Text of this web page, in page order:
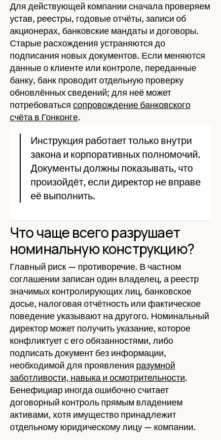
Для действующей компании сначала проверяем
устав, реестры, годовые отчёты, записи об
акционерах, банковские мандаты и договоры.
Старые расхождения устраняются до
подписания новых документов. Если меняются
данные о клиенте или контроле, переданные
банку, банк проводит отдельную проверку
обновлённых сведений; для неё может
потребоваться сопровождение банковского
счёта в Гонконге.
Инструкция работает только внутри
закона и корпоративных полномочий.
Документы должны показывать, что
произойдёт, если директор не вправе
её выполнить.
Что чаще всего разрушает
номинальную конструкцию?
Главный риск — противоречие. В частном
соглашении записан один владелец, а реестр
значимых контролирующих лиц, банковское
досье, налоговая отчётность или фактическое
поведение указывают на другого. Номинальный
директор может получить указание, которое
конфликтует с его обязанностями, либо
подписать документ без информации,
необходимой для проявления разумной
заботливости, навыка и осмотрительности.
Бенефициар иногда ошибочно считает
договорный контроль прямым владением
активами, хотя имущество принадлежит
отдельному юридическому лицу — компании.